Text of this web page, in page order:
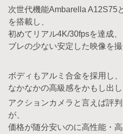
次世代機能Ambarella A12S75
を搭載し、
初めてリアル4K/30fpsを達成
ブレの少ない安定した映像を
ボディもアルミ合金を採用し、
なかなかの高級感をかもし出し
アクションカメラと言えば評
が、
価格が随分安いのに高性能・